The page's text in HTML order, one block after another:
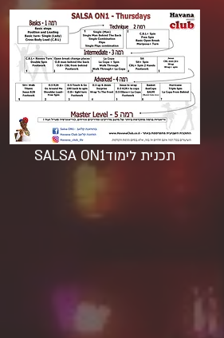
SALSA ON1תכנית לימוד